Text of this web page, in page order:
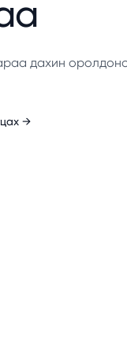
дахин
→